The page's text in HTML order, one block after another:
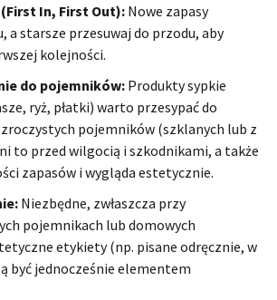
(First In, First Out): Nowe zapasy
a starsze przesuwaj do przodu, aby
kolejności.
do pojemników: Produkty sypkie
ryż, płatki) warto przesypać do
pojemników (szklanych lub z
to przed wilgocią i szkodnikami, a także
zapasów i wygląda estetycznie.
Niezbędne, zwłaszcza przy
pojemnikach lub domowych
etykiety (np. pisane odręcznie, w
być jednocześnie elementem